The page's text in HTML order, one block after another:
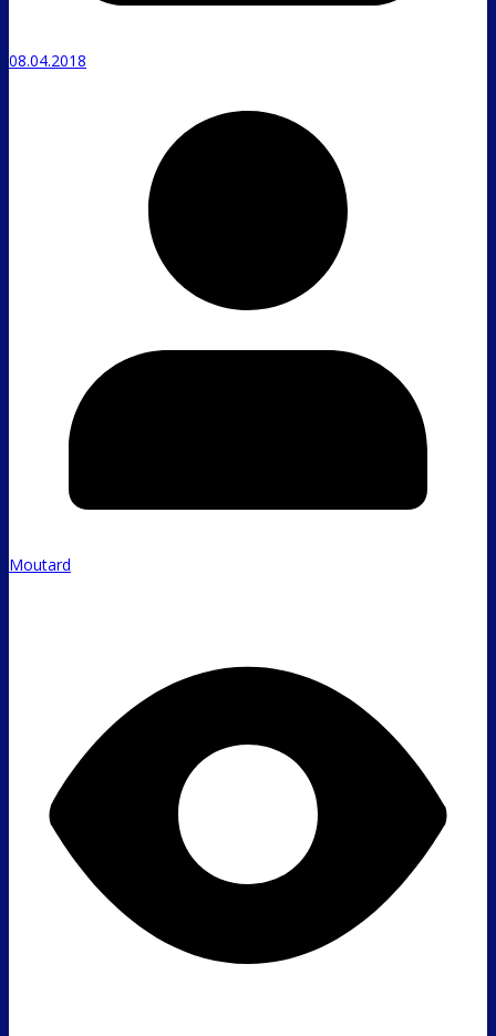
08.04.2018
Moutard